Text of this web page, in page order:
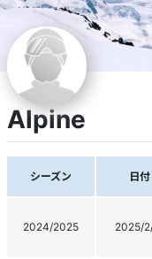
Alpine
シーズン 日付
2024/2025 2025/